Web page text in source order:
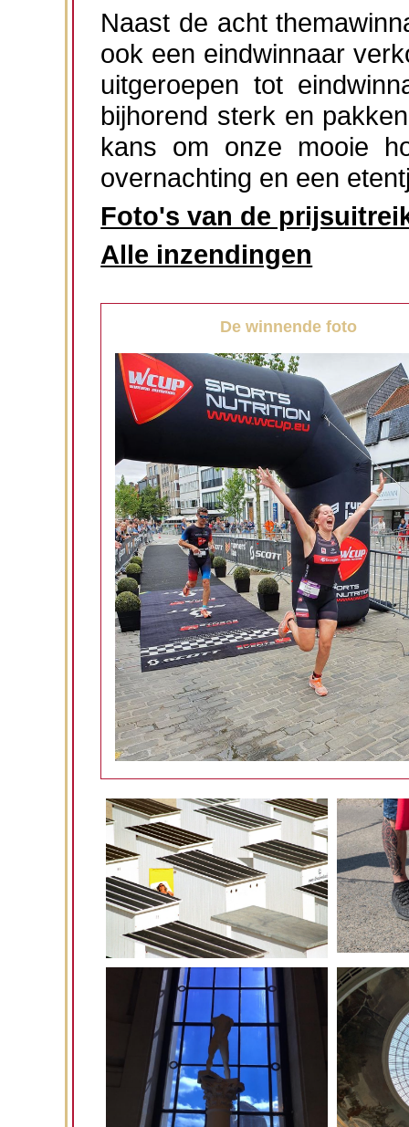
Naast de acht
ook een eindwinnaar
uitgeroepen tot
bijhorend sterk en
kans om onze mooie
overnachting en een
Foto's van de
Alle inzendingen
De winnende foto